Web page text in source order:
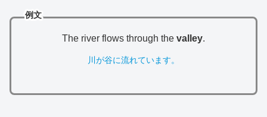
例文
The river flows through the valley.
川が谷に流れています。